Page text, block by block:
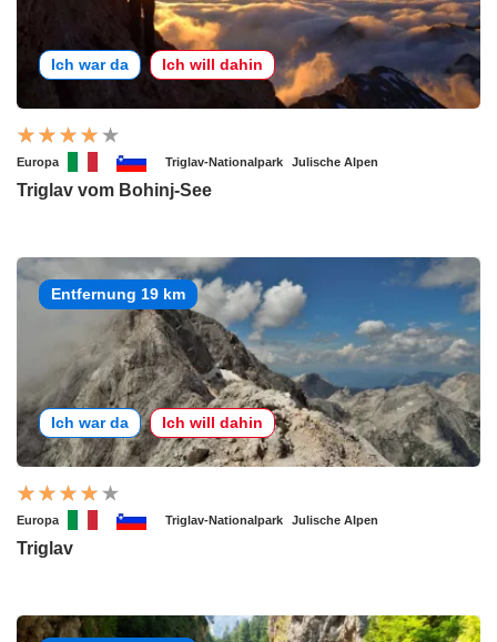
Ich war da Ich will dahin
Europa Triglav-Nationalpark Julische Alpen
Triglav vom Bohinj-See
Entfernung 19 km
Ich war da Ich will dahin
Europa Triglav-Nationalpark Julische Alpen
Triglav